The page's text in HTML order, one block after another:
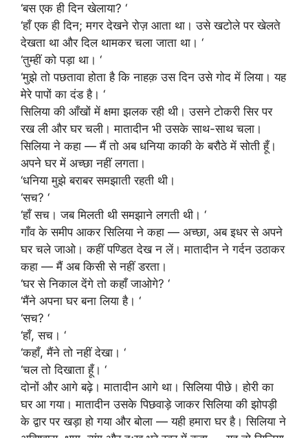
‘बस एक ही दिन खेलाया? ‘
‘हाँ एक ही दिन; मगर देखने रोज़ आता था। उसे खटोले पर खेलते
देखता था और दिल थामकर चला जाता था। ‘
‘तुम्हीं को पड़ा था। ‘
‘मुझे तो पछतावा होता है कि नाहक़ उस दिन उसे गोद में लिया। यह
मेरे पापों का दंड है। ‘
सिलिया की आँखों में क्षमा झलक रही थी। उसने टोकरी सिर पर
रख ली और घर चली। मातादीन भी उसके साथ-साथ चला।
सिलिया ने कहा — मैं तो अब धनिया काकी के बरौठे में सोती हूँ।
अपने घर में अच्छा नहीं लगता।
‘धनिया मुझे बराबर समझाती रहती थी।
‘सच? ‘
‘हाँ सच। जब मिलती थी समझाने लगती थी। ‘
गाँव के समीप आकर सिलिया ने कहा — अच्छा, अब इधर से अपने
घर चले जाओ। कहीं पण्डित देख न लें। मातादीन ने गर्दन उठाकर
कहा — मैं अब किसी से नहीं डरता।
‘घर से निकाल देंगे तो कहाँ जाओगे? ‘
‘मैंने अपना घर बना लिया है। ‘
‘सच? ‘
‘हाँ, सच। ‘
‘कहाँ, मैंने तो नहीं देखा। ‘
‘चल तो दिखाता हूँ। ‘
दोनों और आगे बढ़े। मातादीन आगे था। सिलिया पीछे। होरी का
घर आ गया। मातादीन उसके पिछवाड़े जाकर सिलिया की झोपड़ी
के द्वार पर खड़ा हो गया और बोला — यही हमारा घर है। सिलिया ने